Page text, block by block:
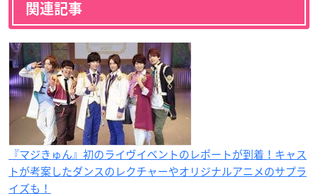
関連記事
『マジきゅん』初のライヴイベントのレポートが到着！キャス
トが考案したダンスのレクチャーやオリジナルアニメのサプラ
イズも！